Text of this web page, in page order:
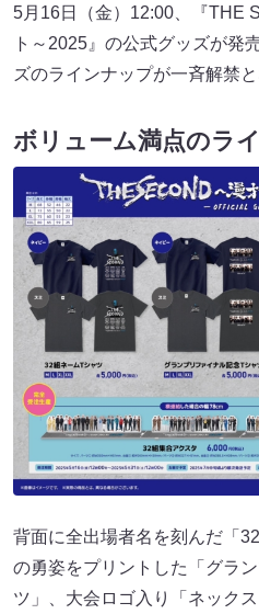
5月16日（金）12:00、『THE
ト～2025』の公式グッズが発
ズのラインナップが一斉解禁と
ボリューム満点のラ
背面に全出場者名を刻んだ「
の勇姿をプリントした「グラ
ツ」、大会ロゴ入り「ネック